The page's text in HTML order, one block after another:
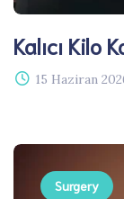
Kalıcı Kilo
15 Haziran
Surgery